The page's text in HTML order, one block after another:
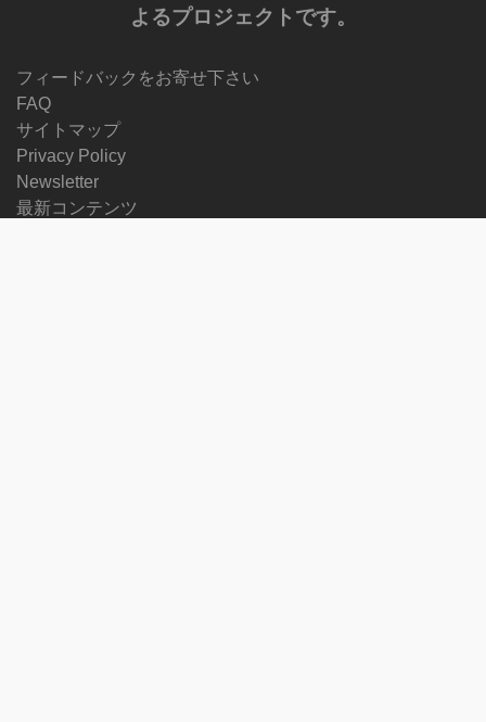
よるプロジェクトです。
フィードバックをお寄せ下さい
FAQ
サイトマップ
Privacy Policy
Newsletter
最新コンテンツ